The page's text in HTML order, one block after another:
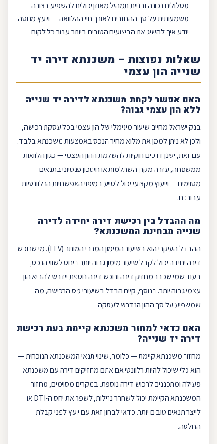
מסלולים נכונה ובניית תמהיל מאוזן יכולים להשפיע בצורה
משמעותית על סך ההחזרים לאורך חיי ההלוואה — ויועץ מנוסה
יודע איך להשיג את הביצועים הטובים ביותר עבור כל לקוח.
שאלות נפוצות – משכנתא דירה יד
שנייה הון עצמי
האם אפשר לקחת משכנתא לדירה יד שנייה
ללא הון עצמי גבוה?
בנק ישראל מחייב שיעור מינימלי של הון עצמי בכל עסקת רכישה,
ולכן לא ניתן לממן את מלוא מחיר הנכס באמצעות משכנתא בלבד.
עם זאת, ישנן דרכים חוקיות להשלמת ההון העצמי — כגון הלוואות
ממשפחה, עזרה מקרן השתלמות או חיסכון פנסיוני בתנאים
מסוימים — וייעוץ מקצועי יכול לסייע במיפוי האפשרויות הרלוונטיות
עבורכם.
מה ההבדל בין רכישת דירה יחידה לדירה
שנייה מבחינת המשכנתא?
ההבדל העיקרי הוא בשיעור המימון המרבי המותר (LTV). מי שרוכש
דירה יחידה יכול לקבל שיעור מימון גבוה יותר ביחס לשווי הנכס,
בעוד שמי שכבר מחזיק דירה ורוכש דירה נוספת יידרש להביא הון
עצמי גבוה יותר. בנוסף, קיים הבדל בשיעורי מס הרכישה, מה
שמשפיע על סך ההון הנדרש לעסקה.
האם כדאי למחזר משכנתא קיימת בעת רכישת
דירה יד שנייה?
מחזור משכנתאקיימת — כלומר, שינוי תנאי המשכנתא הנוכחית —
הוא כלי שיכול להיות רלוונטי אם אתם מחזיקים דירה עם משכנתא
פעילה ומתכננים לרכוש דירה נוספת. במקרים מסוימים, מחזור
המשכנתא הקיימת יכול לשחרר נזילות, לשפר את יחס ה-DTI או
לייצר תנאים טובים יותר. כדאי לבחון זאת עם יועץ לפני קבלת
החלטה.